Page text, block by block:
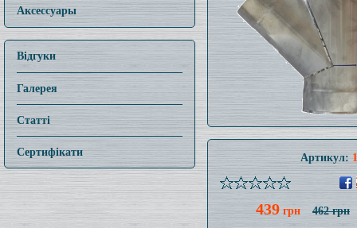
Аксессуары
Відгуки
Галерея
Статті
Сертифікати Артикул:
439 грн 462 грн